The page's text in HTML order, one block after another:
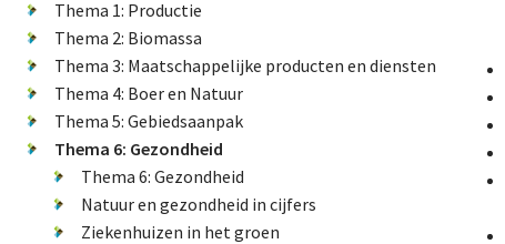
Thema 1: Productie
Thema 2: Biomassa
Thema 3: Maatschappelijke producten en diensten
Thema 4: Boer en Natuur
Thema 5: Gebiedsaanpak
Thema 6: Gezondheid
Thema 6: Gezondheid
Natuur en gezondheid in cijfers
Ziekenhuizen in het groen